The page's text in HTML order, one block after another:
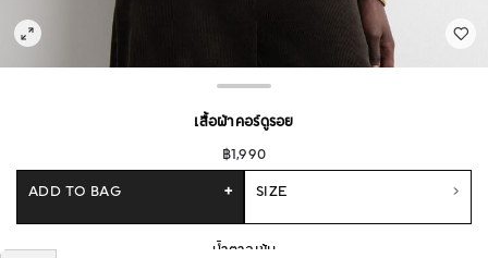
เสื้อผ้าคอร์ดูรอย
฿1,990
SIZE
ADD TO BAG +
น้ำตาลเข้ม